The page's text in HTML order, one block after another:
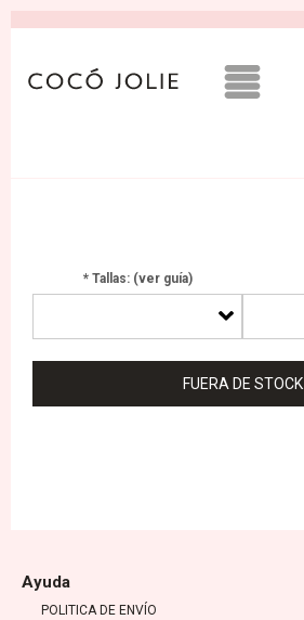
* Tallas: (ver guía)
FUERA DE STOCK
Ayuda
POLITICA DE ENVÍO